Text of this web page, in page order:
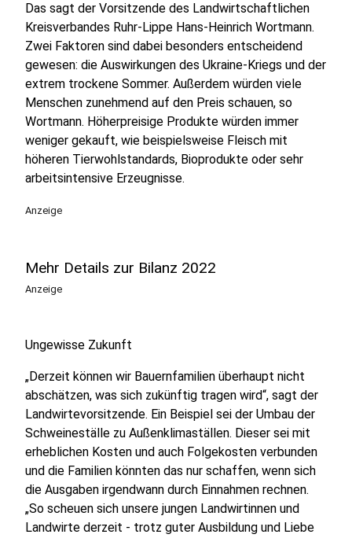
Das sagt der Vorsitzende des Landwirtschaftlichen
Kreisverbandes Ruhr-Lippe Hans-Heinrich Wortmann.
Zwei Faktoren sind dabei besonders entscheidend
gewesen: die Auswirkungen des Ukraine-Kriegs und der
extrem trockene Sommer. Außerdem würden viele
Menschen zunehmend auf den Preis schauen, so
Wortmann. Höherpreisige Produkte würden immer
weniger gekauft, wie beispielsweise Fleisch mit
höheren Tierwohlstandards, Bioprodukte oder sehr
arbeitsintensive Erzeugnisse.
Anzeige
Mehr Details zur Bilanz 2022
Anzeige
Ungewisse Zukunft
„Derzeit können wir Bauernfamilien überhaupt nicht
abschätzen, was sich zukünftig tragen wird“, sagt der
Landwirtevorsitzende. Ein Beispiel sei der Umbau der
Schweineställe zu Außenklimaställen. Dieser sei mit
erheblichen Kosten und auch Folgekosten verbunden
und die Familien könnten das nur schaffen, wenn sich
die Ausgaben irgendwann durch Einnahmen rechnen.
„So scheuen sich unsere jungen Landwirtinnen und
Landwirte derzeit - trotz guter Ausbildung und Liebe